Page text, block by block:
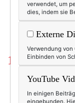
armband,
11
Dirk
am
verwendet, um
dies, indem sie
Externe
Verwendung
Einbinden von
YouTube
In einigen
eingebunden.